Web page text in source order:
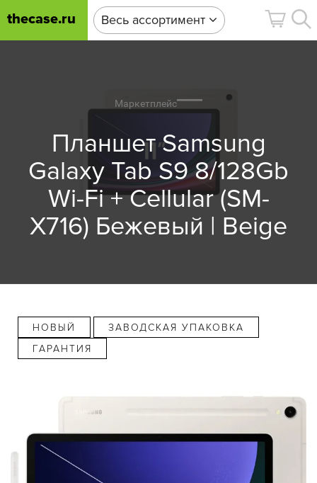
thecase.ru Весь ассортимент
Маркетплейс
Планшет Samsung
Galaxy Tab S9 8/128Gb
Wi-Fi + Cellular (SM-
X716) Бежевый | Beige
НОВЫЙ
ЗАВОДСКАЯ УПАКОВКА
ГАРАНТИЯ